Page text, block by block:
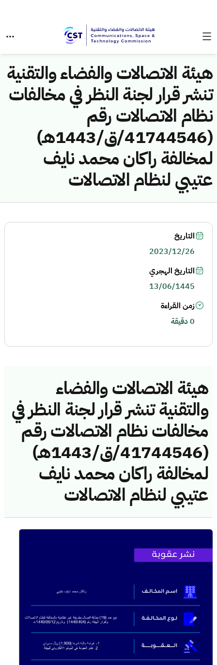
هيئة الاتصالات والفضاء والتقنية
تنشر قرار لجنة النظر في مخالفات
نظام الاتصالات رقم
(41744546/ق/1443هـ)
لمخالفة راكان محمد نايف
عتيبي لنظام الاتصالات
هيئة الاتصالات والفضاء
والتقنية تنشر قرار لجنة النظر في
مخالفات نظام الاتصالات رقم
(41744546/ق/1443هـ)
لمخالفة راكان محمد نايف
عتيبي لنظام الاتصالات
التاريخ
2023/12/26
التاريخ الهجري
13/06/1445
زمن القراءة
0 دقيقة